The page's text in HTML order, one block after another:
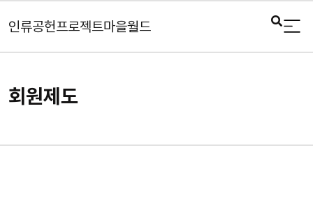
인류공헌프로젝트마을월드
회원제도